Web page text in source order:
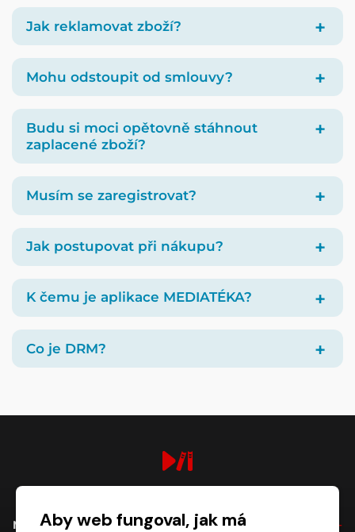
Jak reklamovat zboží?
Mohu odstoupit od smlouvy?
Budu si moci opětovně stáhnout
zaplacené zboží?
Musím se zaregistrovat?
Jak postupovat při nákupu?
K čemu je aplikace MEDIATÉKA?
Co je DRM?
NÁKUPAby web fungoval, jak má